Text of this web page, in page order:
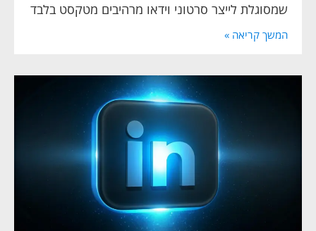
שמסוגלת לייצר סרטוני וידאו מרהיבים מטקסט בלבד
המשך קריאה »